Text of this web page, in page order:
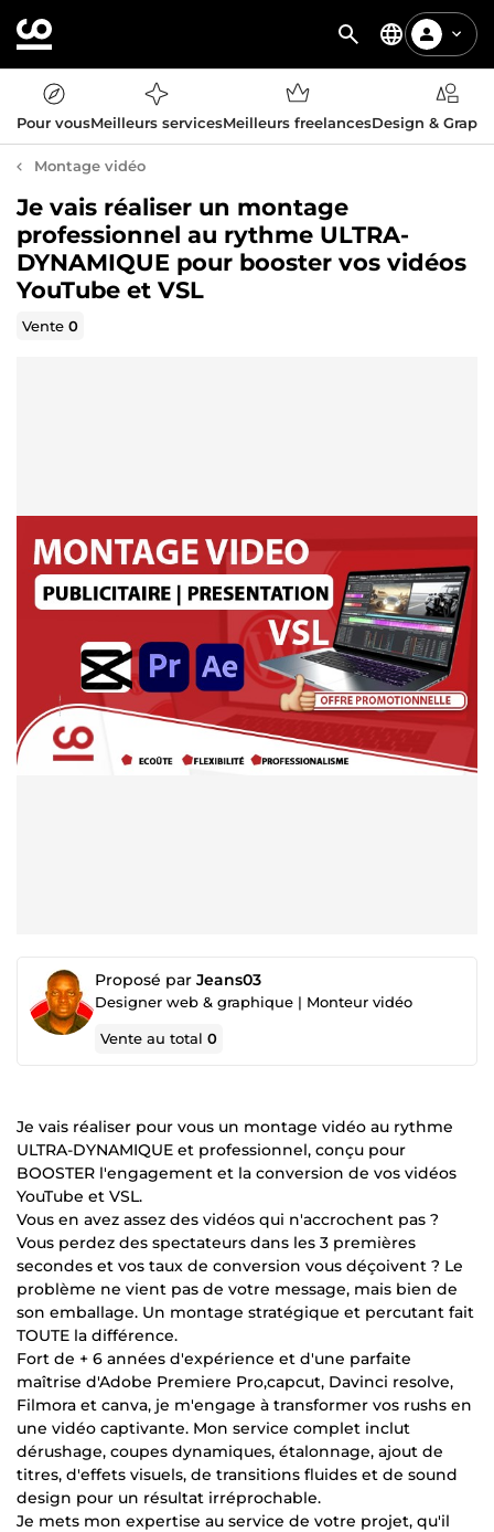
Pour vousMeilleurs servicesMeilleurs freelancesDesign &
Montage vidéo
Je vais réaliser un montage
professionnel au rythme ULTRA-
DYNAMIQUE pour booster vos vidéos
YouTube et VSL
Vente0
Proposé par Jeans03
Designer web & graphique | Monteur vidéo
Vente au total0
Je vais réaliser pour vous un montage vidéo au rythme
ULTRA-DYNAMIQUE et professionnel, conçu pour
BOOSTER l'engagement et la conversion de vos vidéos
YouTube et VSL.
Vous en avez assez des vidéos qui n'accrochent pas ?
Vous perdez des spectateurs dans les 3 premières
secondes et vos taux de conversion vous déçoivent ? Le
problème ne vient pas de votre message, mais bien de
son emballage. Un montage stratégique et percutant fait
TOUTE la différence.
Fort de + 6 années d'expérience et d'une parfaite
maîtrise d'Adobe Premiere Pro,capcut, Davinci resolve,
Filmora et canva, je m'engage à transformer vos rushs en
une vidéo captivante. Mon service complet inclut
dérushage, coupes dynamiques, étalonnage, ajout de
titres, d'effets visuels, de transitions fluides et de sound
design pour un résultat irréprochable.
Je mets mon expertise au service de votre projet, qu'il